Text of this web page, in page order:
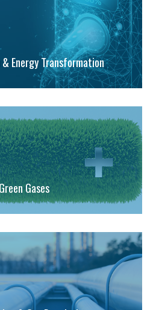
Energy Transformation
Green Gases